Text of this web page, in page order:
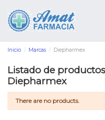
Inicio Marcas Diepharmex
Listado de
Diepharmex
There are no products.